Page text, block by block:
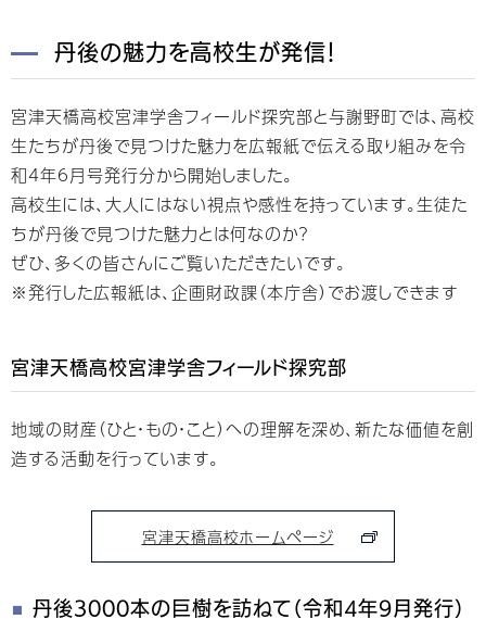
丹後の魅力を高校生が発信！
宮津天橋高校宮津学舎フィールド探究部と与謝野町では、高校
生たちが丹後で見つけた魅力を広報紙で伝える取り組みを令
和4年6月号発行分から開始しました。
高校生には、大人にはない視点や感性を持っています。生徒た
ちが丹後で見つけた魅力とは何なのか？
ぜひ、多くの皆さんにご覧いただきたいです。
※発行した広報紙は、企画財政課（本庁舎）でお渡しできます
宮津天橋高校宮津学舎フィールド探究部
地域の財産（ひと・もの・こと）への理解を深め、新たな価値を創
造する活動を行っています。
宮津天橋高校ホームページ
丹後3000本の巨樹を訪ねて（令和4年9月発行）